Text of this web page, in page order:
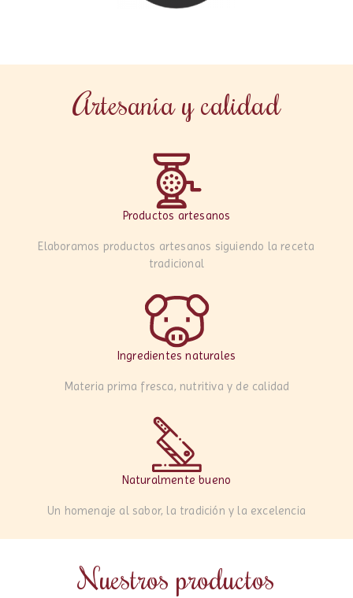
Artesanía y calidad
Productos artesanos
Elaboramos productos artesanos siguiendo la receta
tradicional
Ingredientes naturales
Materia prima fresca, nutritiva y de calidad
Naturalmente bueno
Un homenaje al sabor, la tradición y la excelencia
Nuestros productos